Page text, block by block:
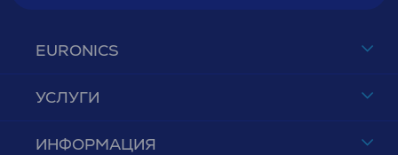
EURONICS
УСЛУГИ
ИНФОРМАЦИЯ